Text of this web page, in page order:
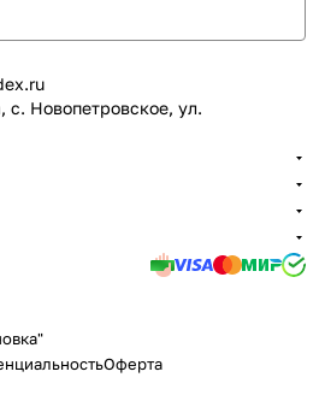
с. Новопетровское, ул.
Оферта